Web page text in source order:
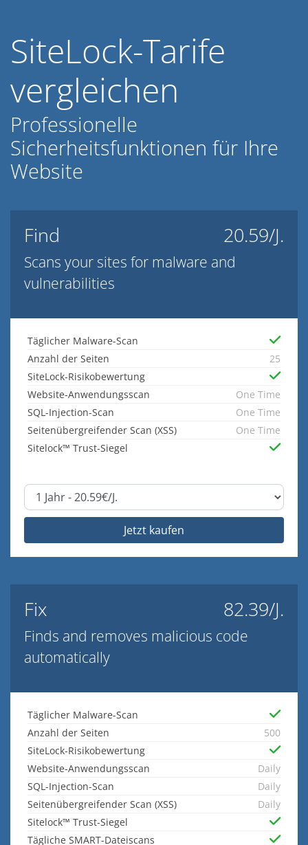
SiteLock-Tarife
vergleichen
Professionelle
Sicherheitsfunktionen für Ihre
Website
Find 20.59/J.
Scans your sites for malware and
vulnerabilities
Täglicher Malware-Scan
Anzahl der Seiten
25
SiteLock-Risikobewertung
Website-Anwendungsscan
One Time
SQL-Injection-Scan
One Time
Seitenübergreifender Scan (XSS)
One Time
Sitelock™ Trust-Siegel
Jetzt kaufen
Fix 82.39/J.
Finds and removes malicious code
automatically
Täglicher Malware-Scan
Anzahl der Seiten
500
SiteLock-Risikobewertung
Website-Anwendungsscan
Daily
SQL-Injection-Scan
Daily
Seitenübergreifender Scan (XSS)
Daily
Sitelock™ Trust-Siegel
Tägliche SMART-Dateiscans